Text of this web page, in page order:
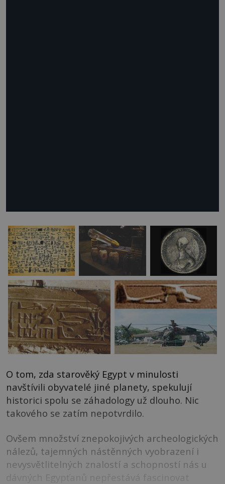
O tom, zda starověký Egypt v minulosti
navštívili obyvatelé jiné planety, spekulují
historici spolu se záhadology už dlouho. Nic
takového se zatím nepotvrdilo.
Ovšem množství znepokojivých archeologických
nálezů, tajemných nástěnných vyobrazení i
nevysvětlitelných znalostí a schopností nás u
dávných Egypťanů nepřestává fascinovat